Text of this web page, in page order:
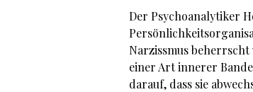
Der Psychoanalytiker
Narzissmus
einer Art innerer
darauf, dass sie